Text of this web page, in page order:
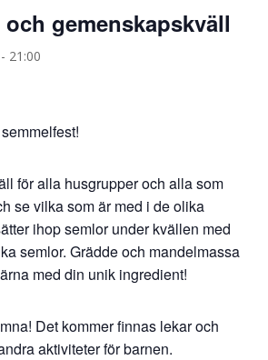
gemenskapskväll
- 21:00
för alla husgrupper och alla som
se vilka som är med i de olika
ihop semlor under kvällen med
semlor. Grädde och mandelmassa
med din unik ingredient!
Det kommer finnas lekar och
aktiviteter för barnen.